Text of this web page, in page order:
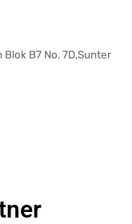
B7 No. 7D,Sunter